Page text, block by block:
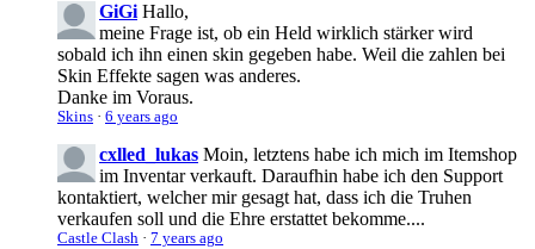
GiGi Hallo,
meine Frage ist, ob ein Held wirklich stärker wird
sobald ich ihn einen skin gegeben habe. Weil die zahlen bei
Skin Effekte sagen was anderes.
Danke im Voraus.
Skins · 6 years ago
cxlled_lukas Moin, letztens habe ich mich im Itemshop
im Inventar verkauft. Daraufhin habe ich den Support
kontaktiert, welcher mir gesagt hat, dass ich die Truhen
verkaufen soll und die Ehre erstattet bekomme....
Castle Clash · 7 years ago